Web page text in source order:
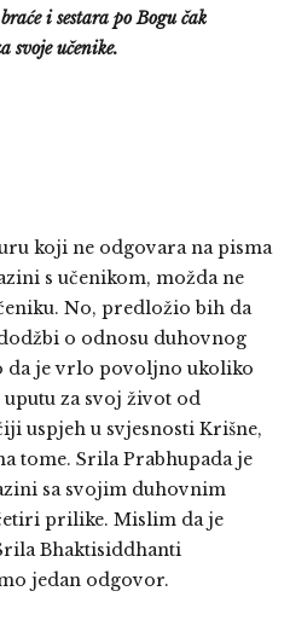
i sestara po Bogu čak
svoje učenike.
koji ne odgovara na pisma
s učenikom, možda ne
No, predložio bih da
o odnosu duhovnog
da je vrlo povoljno ukoliko
za svoj život od
uspjeh u svjesnosti Krišne,
tome. Srila Prabhupada je
sa svojim duhovnim
prilike. Mislim da je
Bhaktisiddhanti
jedan odgovor.